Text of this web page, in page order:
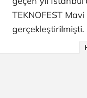
TEKNOFEST
gerçekleştirilmişti.